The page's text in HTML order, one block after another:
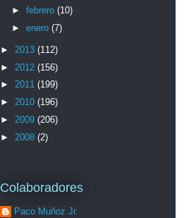
► febrero (10)
► enero (7)
► 2013 (112)
► 2012 (156)
► 2011 (199)
► 2010 (196)
► 2009 (206)
► 2008 (2)
Colaboradores
Paco Muñoz Jr.